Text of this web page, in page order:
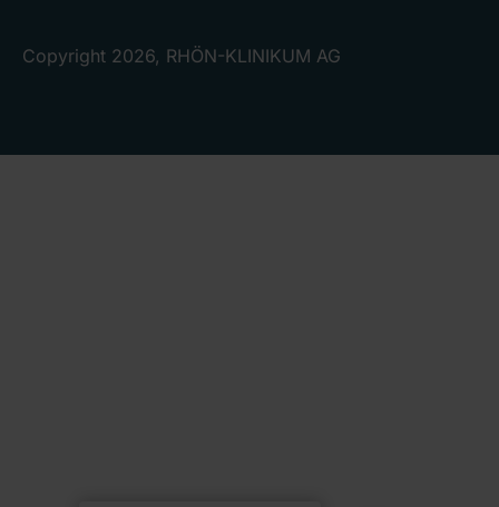
Copyright 2026, RHÖN-KLINIKUM AG